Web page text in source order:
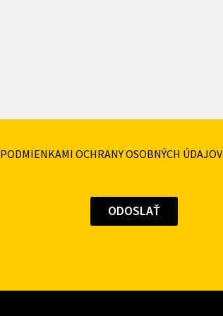
PODMIENKAMI OCHRANY OSOBNÝCH ÚDAJOV